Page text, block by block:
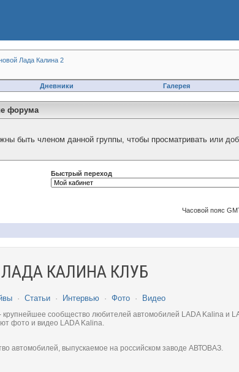
Лада Калина 2
Дневники Галерея
форума
быть членом данной группы, чтобы просматривать или
Быстрый переход
Часовой пояс
КАЛИНА КЛУБ
· Статьи · Интервью · Фото · Видео
сообщество любителей автомобилей LADA Kalina и
фото и видео LADA Kalina.
автомобилей, выпускаемое на российском заводе АВТОВАЗ.